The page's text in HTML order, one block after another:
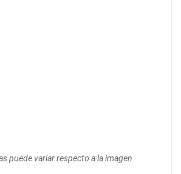
puede variar respecto a la imagen